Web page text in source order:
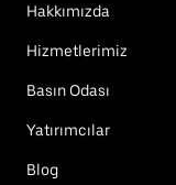
Hakkımızda
Hizmetlerimiz
Basın Odası
Yatırımcılar
Blog